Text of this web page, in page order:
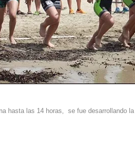
hasta las 14 horas, se fue desarrollando